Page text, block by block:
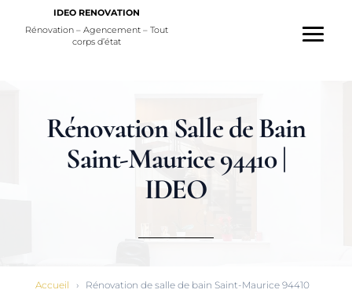
IDEO RENOVATION
Rénovation – Agencement – Tout
corps d’état
Rénovation Salle de Bain
Saint-Maurice 94410 |
IDEO
Accueil › Rénovation de salle de bain Saint-Maurice 94410